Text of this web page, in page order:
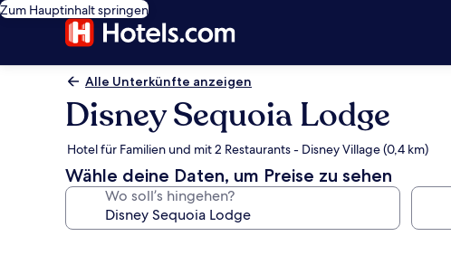
Zum Hauptinhalt springen
Alle Unterkünfte anzeigen
Disney Sequoia Lodge
Hotel für Familien und mit 2 Restaurants - Disney Village (0,4 km)
Wähle deine Daten, um Preise zu sehen
Wo soll’s hingehen?